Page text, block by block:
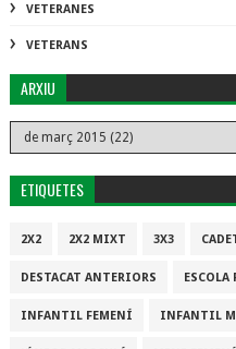
VETERANES
VETERANS
ARXIU
ETIQUETES
2X2 2X2 MIXT 3X3
DESTACAT ANTERIORS ESCOLA
INFANTIL FEMENÍ INFANTIL